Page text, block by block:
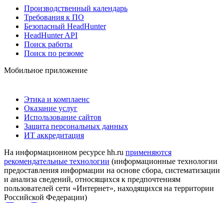
Производственный календарь
Требования к ПО
Безопасный HeadHunter
HeadHunter API
Поиск работы
Поиск по резюме
Мобильное приложение
Этика и комплаенс
Оказание услуг
Использование сайтов
Защита персональных данных
ИТ аккредитация
На информационном ресурсе hh.ru применяются
рекомендательные технологии (информационные технологии
предоставления информации на основе сбора, систематизации
и анализа сведений, относящихся к предпочтениям
пользователей сети «Интернет», находящихся на территории
Российской Федерации)